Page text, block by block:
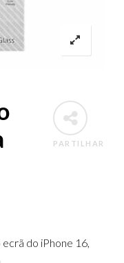
PARTILHAR
do iPhone 16,